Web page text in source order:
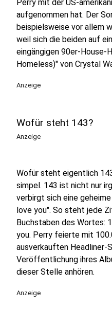
Perry mit der US-
aufgenommen hat. Der
beispielsweise vor allem
weil sich die beiden auf
eingängigen 90er-House-
Homeless)" von Crystal
Anzeige
Wofür steht 143?
Anzeige
Wofür steht eigentlich
simpel. 143 ist nicht nur
verbirgt sich eine
love you". So steht jede
Buchstaben des Wortes:
you. Perry feierte mit
ausverkauften Headliner-
Veröffentlichung ihres
dieser Stelle anhören.
Anzeige